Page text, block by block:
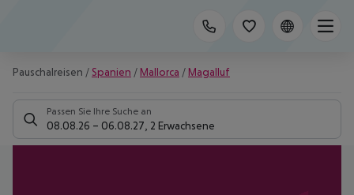
Pauschalreisen / Spanien / Mallorca / Magalluf
Passen Sie Ihre Suche an
08.08.26 – 06.08.27 2 Erwachsene